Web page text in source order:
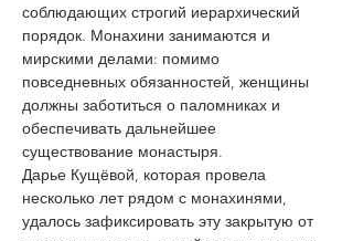
соблюдающих строгий иерархический
порядок. Монахини занимаются и
мирскими делами: помимо
повседневных обязанностей, женщины
должны заботиться о паломниках и
обеспечивать дальнейшее
существование монастыря.
Дарье Кущёвой, которая провела
несколько лет рядом с монахинями,
удалось зафиксировать эту закрытую от